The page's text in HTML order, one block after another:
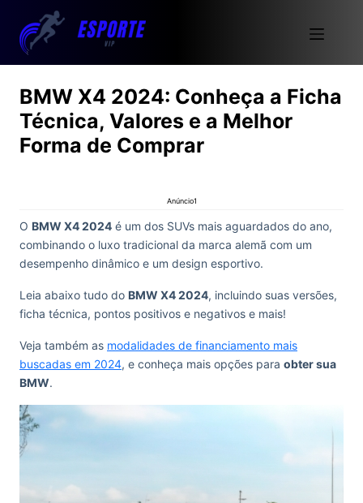
BMW X4 2024: Conheça a Ficha
Técnica, Valores e a Melhor
Forma de Comprar
Anúncio1
O BMW X4 2024 é um dos SUVs mais aguardados do ano,
combinando o luxo tradicional da marca alemã com um
desempenho dinâmico e um design esportivo.
Leia abaixo tudo do BMW X4 2024, incluindo suas versões,
ficha técnica, pontos positivos e negativos e mais!
Veja também as modalidades de financiamento mais
buscadas em 2024, e conheça mais opções para obter sua
BMW.